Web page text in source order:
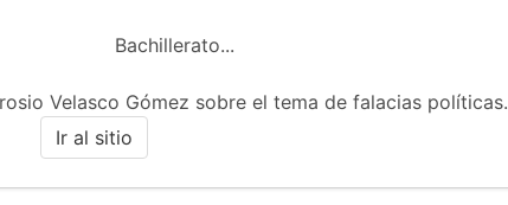
Bachillerato...
Velasco Gómez sobre el tema de falacias políticas.
Ir al sitio